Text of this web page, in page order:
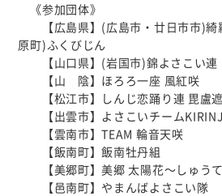
《参加団体》
【広島県】(広島市・廿日市市)綺
原町)ふくびじん
【山口県】(岩国市)錦よさこい
【山 陰】ほろろ一座 風紅咲
【松江市】しんじ恋踊り連 毘盧
【出雲市】よさこいチーム
【雲南市】TEAM 輪音天咲
【飯南町】飯南牡丹組
【美郷町】美郷 太陽花～しゅう
【邑南町】やまんばよさこい隊